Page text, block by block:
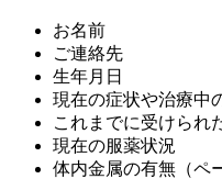
お名前
ご連絡先
生年月日
現在の症状や治療中
これまでに受けられ
現在の服薬状況
体内金属の有無（ペ